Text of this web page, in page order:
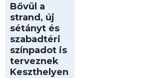
Bővül a
strand, új
sétányt és
szabadtéri
színpadot is
terveznek
Keszthelyen